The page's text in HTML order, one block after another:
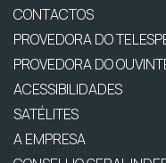
CONTACTOS
PROVEDORA DO
PROVEDORA DO
ACESSIBILIDADES
SATÉLITES
A EMPRESA